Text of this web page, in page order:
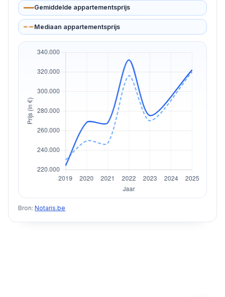
Gemiddelde appartementsprijs
Mediaan appartementsprijs
Bron:Notaris.be